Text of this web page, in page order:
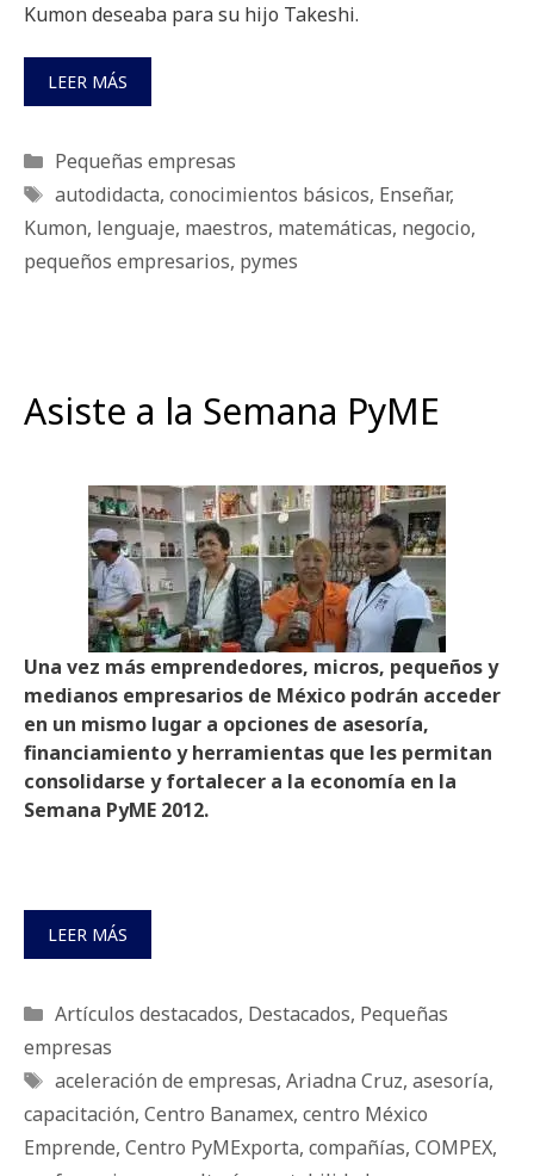
Kumon deseaba para su hijo Takeshi.
LEER MÁS
Categorías
Pequeñas empresas
Etiquetas
autodidacta, conocimientos básicos, Enseñar,
Kumon, lenguaje, maestros, matemáticas, negocio,
pequeños empresarios, pymes
Asiste a la Semana PyME
Una vez más emprendedores, micros, pequeños y
medianos empresarios de México podrán acceder
en un mismo lugar a opciones de asesoría,
financiamiento y herramientas que les permitan
consolidarse y fortalecer a la economía en la
Semana PyME 2012.
LEER MÁS
Categorías
Artículos destacados, Destacados, Pequeñas
empresas
Etiquetas
aceleración de empresas, Ariadna Cruz, asesoría,
capacitación, Centro Banamex, centro México
Emprende, Centro PyMExporta, compañías, COMPEX,